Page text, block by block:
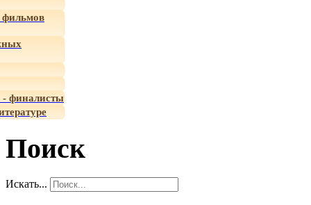
- финалисты
Поиск
Искать...